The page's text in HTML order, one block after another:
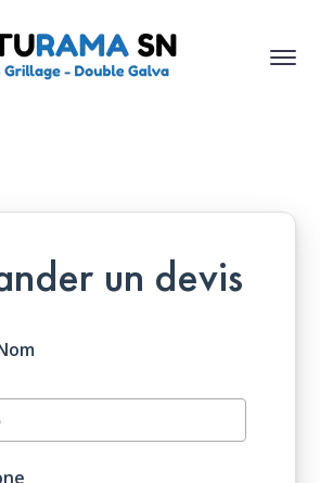
un devis